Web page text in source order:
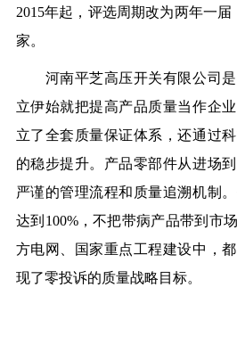
2015年起，评选周期改为两年一
家。
河南平芝高压开关有限公司
立伊始就把提高产品质量当作企
立了全套质量保证体系，还通过
的稳步提升。产品零部件从进场
严谨的管理流程和质量追溯机制
达到100%，不把带病产品带到市
方电网、国家重点工程建设中，
现了零投诉的质量战略目标。